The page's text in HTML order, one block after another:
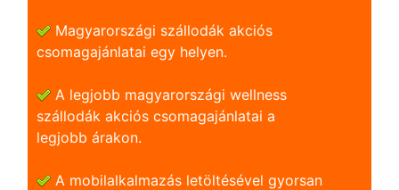
Magyarországi szállodák akciós
csomagajánlatai egy helyen.
A legjobb magyarországi wellness
szállodák akciós csomagajánlatai a
legjobb árakon.
A mobilalkalmazás letöltésével gyorsan